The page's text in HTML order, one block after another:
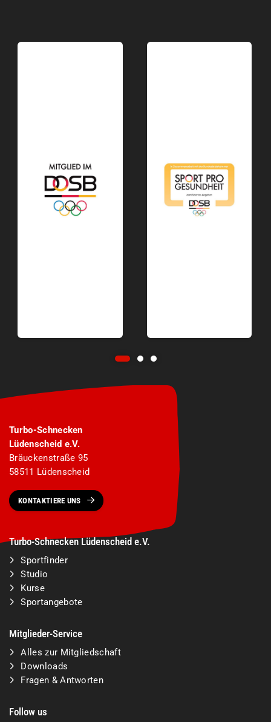
Turbo-Schnecken
Lüdenscheid e.V.
Bräuckenstraße 95
58511 Lüdenscheid
KONTAKTIERE UNS
Turbo-Schnecken Lüdenscheid e.V.
Sportfinder
Studio
Kurse
Sportangebote
Mitglieder-Service
Alles zur Mitgliedschaft
Downloads
Fragen & Antworten
Follow us